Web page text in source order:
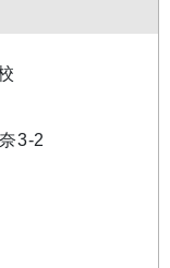
3-2